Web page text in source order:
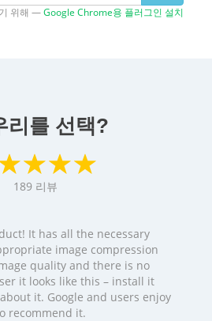
위해 —Google Chrome용 플러그인 설치
리를 선택?
189 리뷰
It has all the necessary
image compression
quality and there is no
it looks like this – install it
it. Google and users enjoy
recommend it.